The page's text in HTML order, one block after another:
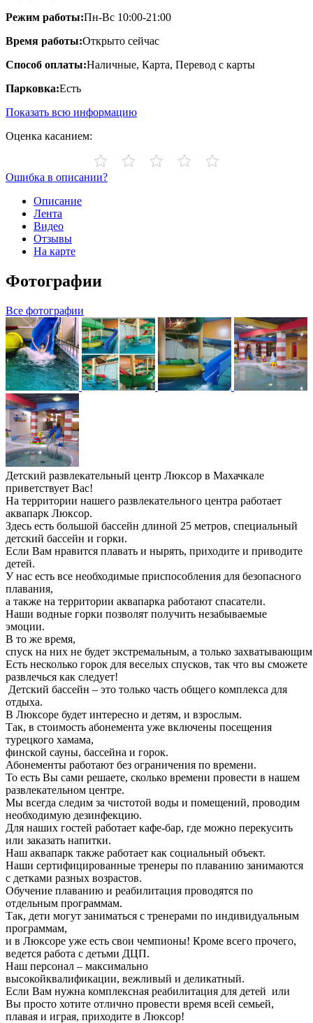
Режим работы:Пн-Вс 10:00-21:00
Время работы:Открыто сейчас
Способ оплаты:Наличные, Карта, Перевод с карты
Парковка:Есть
Показать всю информацию
Оценка касанием:
Ошибка в описании?
Описание
Лента
Видео
Отзывы
На карте
Фотографии
Все фотографии
Детский развлекательный центр Люксор в Махачкале
приветствует Вас!
На территории нашего развлекательного центра работает
аквапарк Люксор.
Здесь есть большой бассейн длиной 25 метров, специальный
детский бассейн и горки.
Если Вам нравится плавать и нырять, приходите и приводите
детей.
У нас есть все необходимые приспособления для безопасного
плавания,
а также на территории аквапарка работают спасатели.
Наши водные горки позволят получить незабываемые
эмоции.
В то же время,
спуск на них не будет экстремальным, а только
Есть несколько горок для веселых спусков, так что вы сможете
развлечься как следует!
Детский бассейн – это только часть общего комплекса для
отдыха.
В Люксоре будет интересно и детям, и взрослым.
Так, в стоимость абонемента уже включены посещения
турецкого хамама,
финской сауны, бассейна и горок.
Абонементы работают без ограничения по времени.
То есть Вы сами решаете, сколько времени провести в нашем
развлекательном центре.
Мы всегда следим за чистотой воды и помещений, проводим
необходимую дезинфекцию.
Для наших гостей работает кафе-бар, где можно перекусить
или заказать напитки.
Наш аквапарк также работает как социальный объект.
Наши сертифицированные тренеры по плаванию занимаются
с детками разных возрастов.
Обучение плаванию и реабилитация проводятся по
отдельным программам.
Так, дети могут заниматься с тренерами по индивидуальным
программам,
и в Люксоре уже есть свои чемпионы! Кроме всего прочего,
ведется работа с детьми ДЦП.
Наш персонал – максимально
высокойквалификации, вежливый и деликатный.
Если Вам нужна комплексная реабилитация для детей или
Вы просто хотите отлично провести время всей семьей,
плавая и играя, приходите в Люксор!